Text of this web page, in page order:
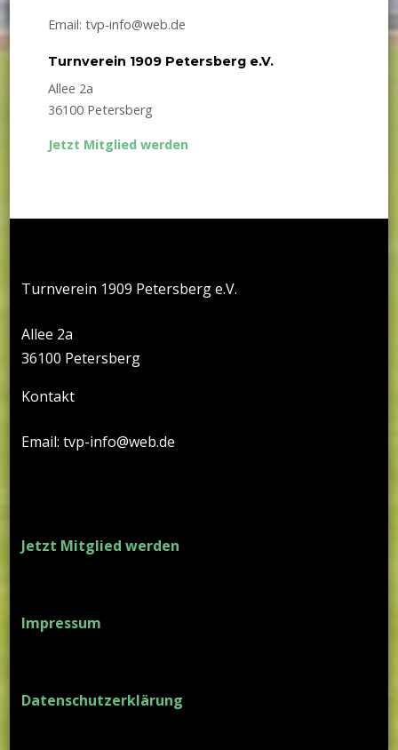
Email: tvp-info@web.de
Turnverein 1909 Petersberg e.V.
Allee 2a
36100 Petersberg
Jetzt Mitglied werden
Turnverein 1909 Petersberg e.V.
Allee 2a
36100 Petersberg
Kontakt
Email: tvp-info@web.de
Jetzt Mitglied werden
Impressum
Datenschutzerklärung